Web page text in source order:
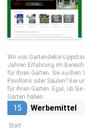
Wir von Gartendekor-
Jahren Erfahrung im
für Ihren Garten. Sie suchen
Pavillons oder Säulen? Bei
für Ihren Garten. Egal, ob
Garten haben.
15 Werbemittel
Start